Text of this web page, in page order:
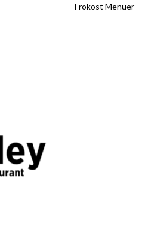
Frokost Menuer